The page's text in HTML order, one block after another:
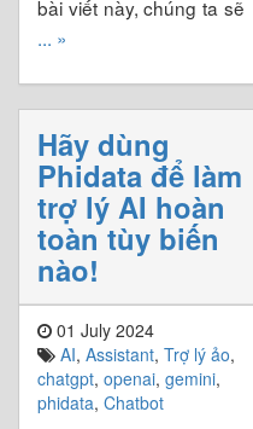
bài viết này, chúng ta sẽ
... »
Hãy dùng
Phidata để làm
trợ lý AI hoàn
toàn tùy biến
nào!
01 July 2024
AI, Assistant, Trợ lý ảo,
chatgpt, openai, gemini,
phidata, Chatbot